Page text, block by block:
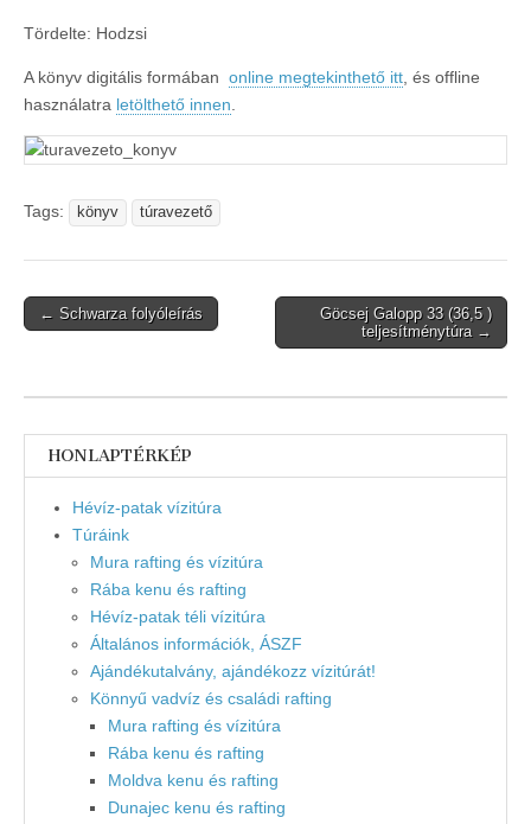
Tördelte: Hodzsi
A könyv digitális formában online megtekinthető itt , és offline
használatra letölthető innen
Tags: könyv túravezető
Post
← Schwarza folyóleírás
Göcsej Galopp 33 (36,5 )
teljesítménytúra →
HONLAPTÉRKÉP
Hévíz-patak vízitúra
Túráink
Mura rafting és vízitúra
Rába kenu és rafting
Hévíz-patak téli vízitúra
Általános információk, ÁSZF
Ajándékutalvány, ajándékozz vízitúrát!
Könnyű vadvíz és családi rafting
Mura rafting és vízitúra
Rába kenu és rafting
Moldva kenu és rafting
Dunajec kenu és rafting